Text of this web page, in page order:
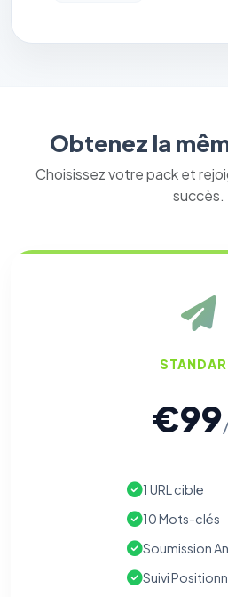
Obtenez la
Choisissez votre pack et
succès.
€99
1 URL cible
10 Mots-clés
Soumission
Suivi